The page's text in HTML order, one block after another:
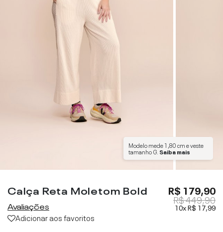
Modelo mede1,80 cme veste
tamanhoG Saiba mais
Calça Reta Moletom Bold
Avaliações
Adicionar aos favoritos
R$ 179,90
R$ 449,90
10xR$ 17,99